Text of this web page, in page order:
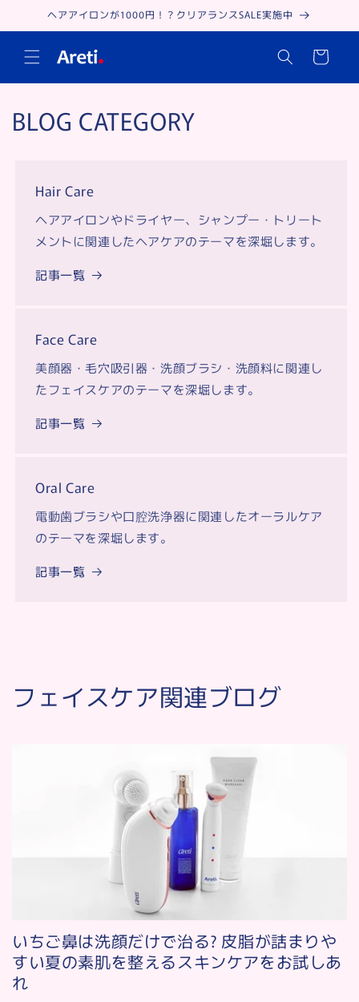
Skip to
content
ヘアアイロンが1000円！？クリアランスSALE実施中
Cart
BLOG CATEGORY
Hair Care
ヘアアイロンやドライヤー、シャンプー・トリート
メントに関連したヘアケアのテーマを深堀します。
記事一覧
Face Care
美顔器・毛穴吸引器・洗顔ブラシ・洗顔料に関連し
たフェイスケアのテーマを深堀します。
記事一覧
Oral Care
電動歯ブラシや口腔洗浄器に関連したオーラルケア
のテーマを深堀します。
記事一覧
フェイスケア関連ブログ
いちご鼻は洗顔だけで治る? 皮脂が詰まりや
すい夏の素肌を整えるスキンケアをお試しあ
れ